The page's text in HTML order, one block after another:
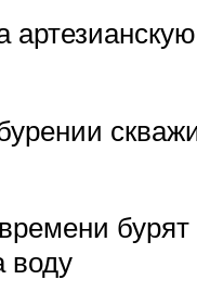
артезианскую
бурят
воду